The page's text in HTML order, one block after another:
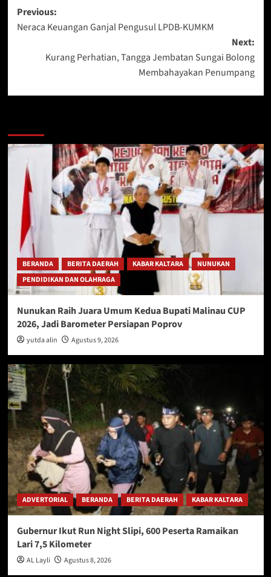
Post
navigation
Previous:
Neraca Keuangan Ganjal Pengusul LPDB-KUMKM
Next:
Kurang Perhatian, Tangga Jembatan Sungai Bolong
Membahayakan Penumpang
BERANDA BERITA DAERAH KABAR KALTARA
NUNUKAN
PENDIDIKAN DAN OLAHRAGA
Nunukan Raih Juara Umum Kedua Bupati Malinau CUP
2026, Jadi Barometer Persiapan Poprov
yutda alin Agustus 9, 2026
ADVERTORIAL BERANDA BERITA DAERAH KABAR KALTARA
Gubernur Ikut Run Night Slipi, 600 Peserta Ramaikan
Lari 7,5 Kilometer
AL Layli Agustus 8, 2026